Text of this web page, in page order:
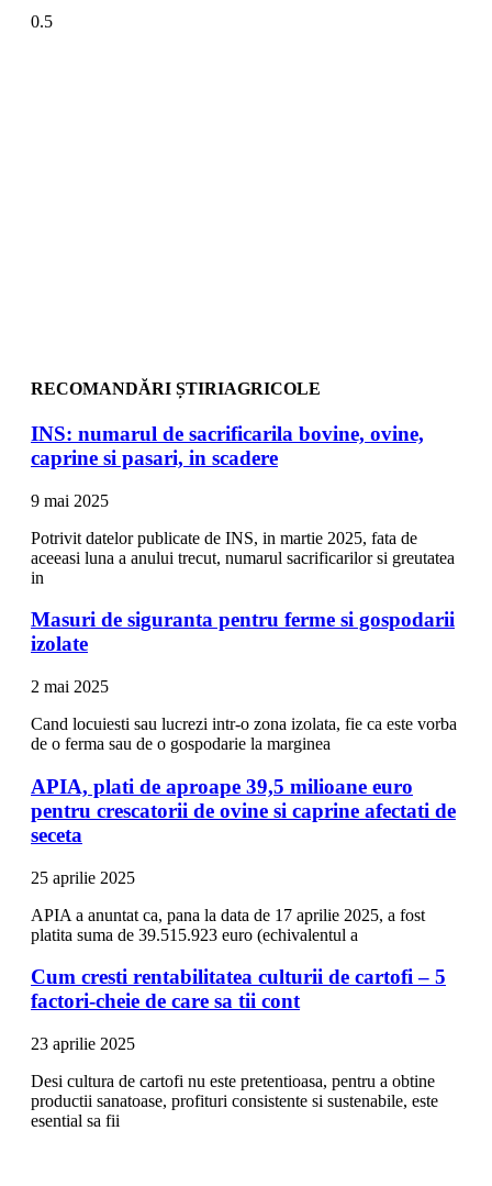
RECOMANDĂRI ȘTIRIAGRICOLE
INS: numarul de sacrificarila bovine, ovine,
caprine si pasari, in scadere
9 mai 2025
Potrivit datelor publicate de INS, in martie 2025, fata de
aceeasi luna a anului trecut, numarul sacrificarilor si greutatea
in
Masuri de siguranta pentru ferme si gospodarii
izolate
2 mai 2025
Cand locuiesti sau lucrezi intr-o zona izolata, fie ca este vorba
de o ferma sau de o gospodarie la marginea
APIA, plati de aproape 39,5 milioane euro
pentru crescatorii de ovine si caprine afectati de
seceta
25 aprilie 2025
APIA a anuntat ca, pana la data de 17 aprilie 2025, a fost
platita suma de 39.515.923 euro (echivalentul a
Cum cresti rentabilitatea culturii de cartofi – 5
factori-cheie de care sa tii cont
23 aprilie 2025
Desi cultura de cartofi nu este pretentioasa, pentru a obtine
productii sanatoase, profituri consistente si sustenabile, este
esential sa fii